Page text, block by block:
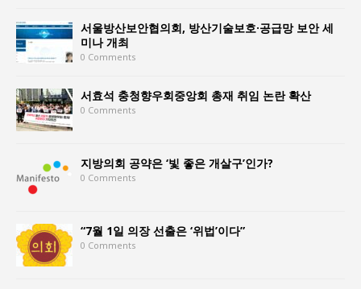
서울방산보안협의회, 방산기술보호·공급망 보안 세
미나 개최
0 Comments
서효석 충청향우회중앙회 총재 취임 논란 확산
0 Comments
지방의회 공약은 ‘빛 좋은 개살구’인가?
0 Comments
“7월 1일 의장 선출은 ‘위법’이다”
0 Comments